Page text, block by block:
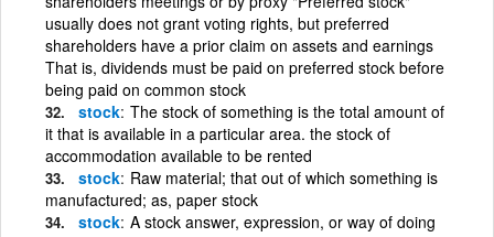
usually does not grant voting rights, but preferred
shareholders have a prior claim on assets and earnings
That is, dividends must be paid on preferred stock before
being paid on common stock
stock The stock of something is the total amount of
it that is available in a particular area. the stock of
accommodation available to be rented
stock Raw material; that out of which something is
manufactured; as, paper stock
stock A stock answer, expression, or way of doing